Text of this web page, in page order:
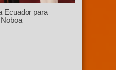
Ecuador para